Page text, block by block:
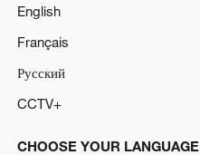
English
Français
Русский
CCTV+
CHOOSE YOUR LANGUAGE